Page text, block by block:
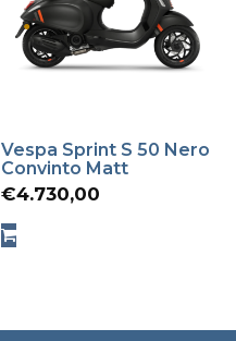
Vespa Sprint S 50 Nero
Convinto Matt
€4.730,00